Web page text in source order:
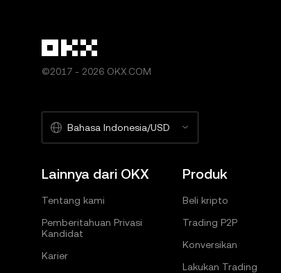
©2017 - 2026 OKX.COM
Bahasa Indonesia/USD
Lainnya dari OKX
Tentang kami
Pemberitahuan Privasi
Kandidat
Karier
Produk
Beli kripto
Trading P2P
Konversikan
Lakukan Trading